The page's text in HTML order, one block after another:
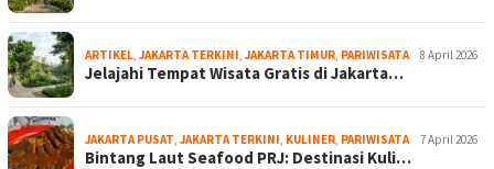
ARTIKEL, JAKARTA TERKINI, JAKARTA TIMUR, PARIWISATA 8 April 2026
Jelajahi Tempat Wisata Gratis di Jakarta…
JAKARTA PUSAT, JAKARTA TERKINI, KULINER, PARIWISATA 7 April 2026
Bintang Laut Seafood PRJ: Destinasi Kuli…